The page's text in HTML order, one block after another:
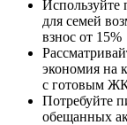
для семей
взнос от 15%
экономия на
с готовым
Потребуйте
обещанных